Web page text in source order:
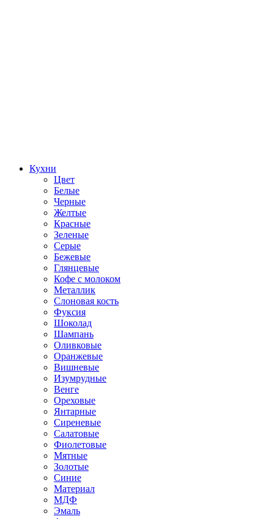
Кухни
Цвет
Белые
Черные
Желтые
Красные
Зеленые
Серые
Бежевые
Глянцевые
Кофе с молоком
Металлик
Слоновая кость
Фуксия
Шоколад
Шампань
Оливковые
Оранжевые
Вишневые
Изумрудные
Венге
Ореховые
Янтарные
Сиреневые
Салатовые
Фиолетовые
Мятные
Золотые
Синие
Материал
МДФ
Эмаль